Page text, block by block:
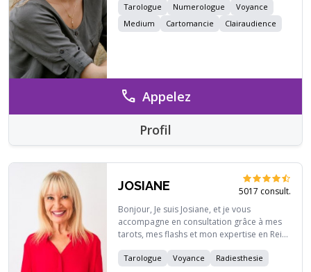
comprendre les phases de votre vie et vous
guider vous permettra d aller
mieux.Attention,je ne suis pas la pour vous
Tarologue Numerologue
Voyance
Medium
Cartomancie Clairaudience
call Appelez
Profil
JOSIANE
5017 consult.
Bonjour, Je suis Josiane, et je vous
accompagne en consultation grâce à mes
tarots, mes flashs et mon expertise en Reiki,
séance enrichissante et lumineuse !
Tarologue Voyance Radiesthesie